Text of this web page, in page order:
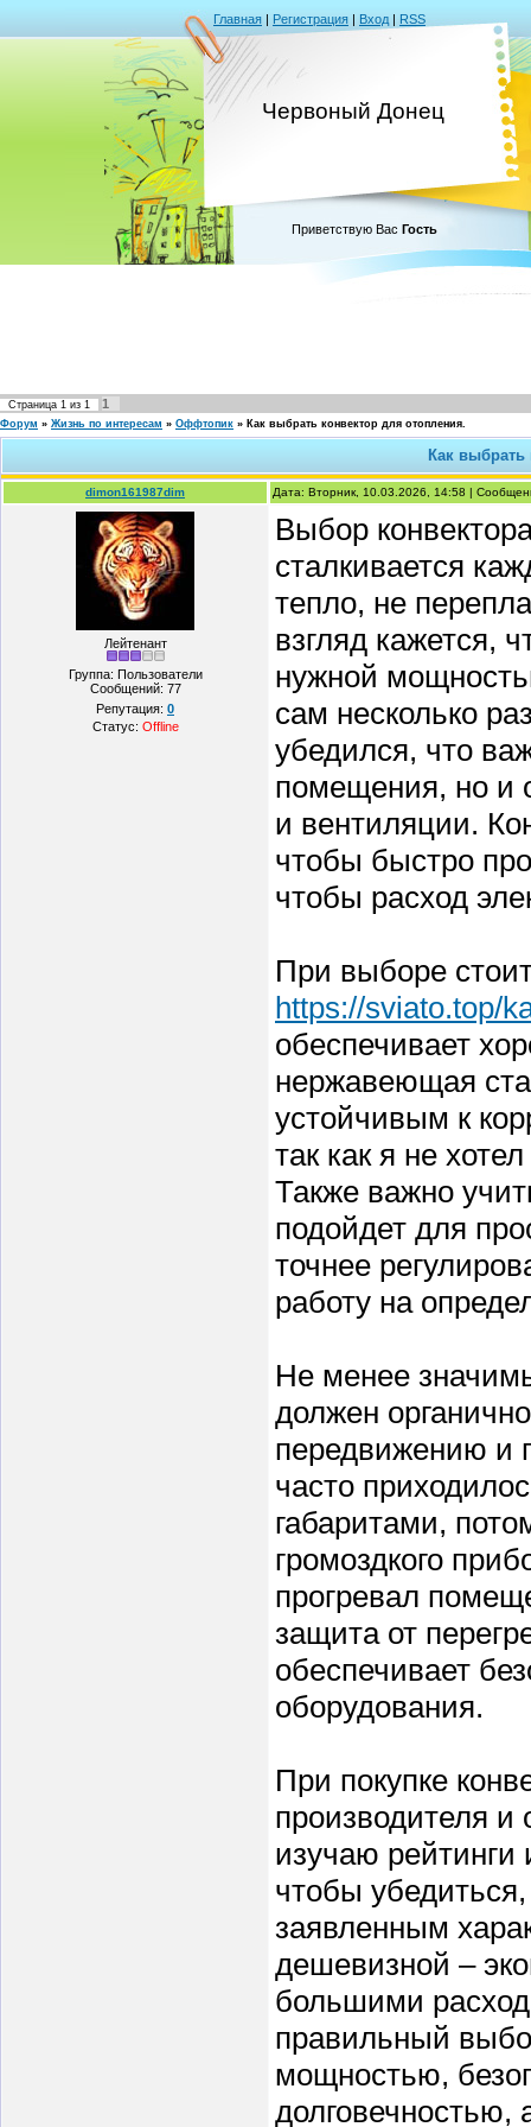
Главная | Регистрация | Вход | RSS
Червоный Донец
Приветствую Вас Гость
Страница 1 из 1 1
Форум » Жизнь по интересам » Оффтопик » Как выбрать конвектор для отопления.
Как выбрать
dimon161987dim Дата: Вторник, 10.03.2026, 14:58 |
Лейтенант
Группа: Пользователи
Сообщений: 77
Репутация: 0
Статус: Offline
Выбор
сталкивается
тепло, не
взгляд кажется,
нужной
сам несколько
убедился, что
помещения, но и
и вентиляции.
чтобы быстро
чтобы расход
При выборе
https://sviato.top/
обеспечивает
нержавеющая
устойчивым к
так как я не
Также важно
подойдет для
точнее
работу на
Не менее
должен
передвижению и
часто
габаритами,
громоздкого
прогревал
защита от
обеспечивает
оборудования.
При покупке
производителя и
изучаю рейтинги
чтобы
заявленным
дешевизной –
большими
правильный
мощностью,